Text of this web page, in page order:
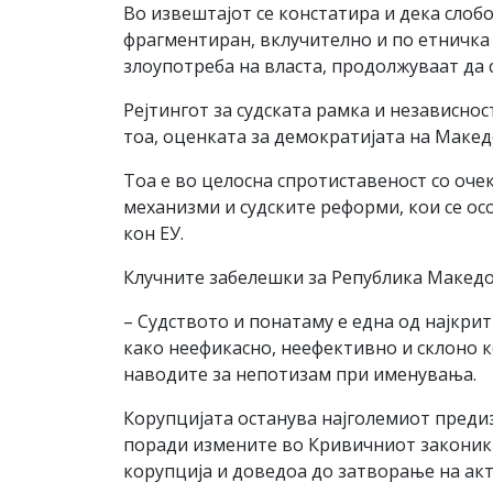
Во извештајот се констатира и дека
фрагментиран, вклучително и по
злоупотреба на власта, продолжуваат
Рејтингот за судската рамка и
тоа, оценката за демократијата на
Тоа е во целосна спротиставеност со
механизми и судските реформи, кои се
кон ЕУ.
Клучните забелешки за Република
– Судството и понатаму е една од
како неефикасно, неефективно и склоно
наводите за непотизам при именувања.
Корупцијата останува најголемиот
поради измените во Кривичниот законик
корупција и доведоа до затворање на